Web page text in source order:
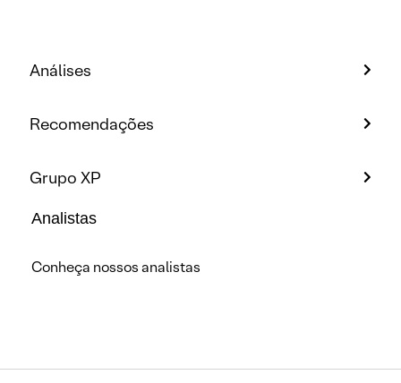
Análises
Recomendações
Grupo XP
Analistas
Conheça nossos analistas